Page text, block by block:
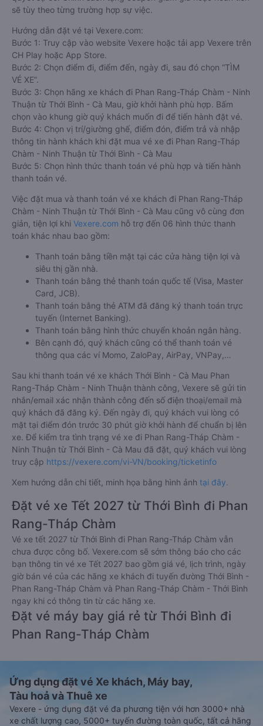
sẽ tùy theo từng trường hợp sự việc.
Hướng dẫn đặt vé tại Vexere.com:
Bước 1: Truy cập vào website Vexere hoặc tải app Vexere trên
CH Play hoặc App Store.
Bước 2: Chọn điểm đi, điểm đến, ngày đi, sau đó chọn “TÌM
VÉ XE”.
Bước 3: Chọn hãng xe khách đi Phan Rang-Tháp Chàm - Ninh
Thuận từ Thới Bình - Cà Mau, giờ khởi hành phù hợp. Bấm
chọn vào khung giờ quý khách muốn đi để tiến hành đặt vé.
Bước 4: Chọn vị trí/giường ghế, điểm đón, điểm trả và nhập
thông tin hành khách khi đặt mua vé xe đi Phan Rang-Tháp
Chàm - Ninh Thuận từ Thới Bình - Cà Mau
Bước 5: Chọn hình thức thanh toán vé phù hợp và tiến hành
thanh toán vé.
Việc đặt mua và thanh toán vé xe khách đi Phan Rang-Tháp
Chàm - Ninh Thuận từ Thới Bình - Cà Mau cũng vô cùng đơn
giản, tiện lợi khi Vexere.com hỗ trợ đến 06 hình thức thanh
toán khác nhau bao gồm:
Thanh toán bằng tiền mặt tại các cửa hàng tiện lợi và
siêu thị gần nhà.
Thanh toán bằng thẻ thanh toán quốc tế (Visa, Master
Card, JCB).
Thanh toán bằng thẻ ATM đã đăng ký thanh toán trực
tuyến (Internet Banking).
Thanh toán bằng hình thức chuyển khoản ngân hàng.
Bên cạnh đó, quý khách cũng có thể thanh toán vé
thông qua các ví Momo, ZaloPay, AirPay, VNPay,…
Sau khi thanh toán vé xe khách Thới Bình - Cà Mau Phan
Rang-Tháp Chàm - Ninh Thuận thành công, Vexere sẽ gửi tin
nhắn/email xác nhận thành công đến số điện thoại/email mà
quý khách đã đăng ký. Đến ngày đi, quý khách vui lòng có
mặt tại điểm đón trước 30 phút giờ khởi hành để chuẩn bị lên
xe. Để kiểm tra tình trạng vé xe đi Phan Rang-Tháp Chàm -
Ninh Thuận từ Thới Bình - Cà Mau đã đặt, quý khách vui lòng
truy cập https://vexere.com/vi-VN/booking/ticketinfo
Xem hướng dẫn chi tiết, minh họa bằng hình ảnh tại đây.
Đặt vé xe Tết 2027 từ Thới Bình đi Phan
Rang-Tháp Chàm
Vé xe tết 2027 từ Thới Bình đi Phan Rang-Tháp Chàm vẫn
chưa được công bố. Vexere.com sẽ sớm thông báo cho các
bạn thông tin vé xe Tết 2027 bao gồm giá vé, lịch trình, ngày
giờ bán vé của các hãng xe khách đi tuyến đường Thới Bình -
Phan Rang-Tháp Chàm và Phan Rang-Tháp Chàm - Thới Bình
ngay khi có thông tin từ các hãng xe.
Đặt vé máy bay giá rẻ từ Thới Bình đi
Phan Rang-Tháp Chàm
Ứng dụng đặt vé Xe khách, Máy bay,
Tàu hoả và Thuê xe
Vexere - ứng dụng đặt vé đa phương tiện với hơn 3000+ nhà
xe chất lượng cao, 5000+ tuyến đường toàn quốc, tất cả hãng